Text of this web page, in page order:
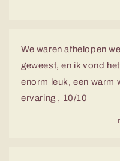
We waren afhelopen
geweest, en ik vond
enorm leuk, een warm
ervaring , 10/10